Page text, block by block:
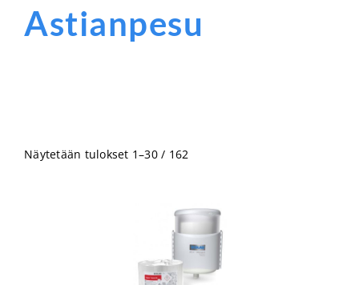
Astianpesu
Näytetään tulokset 1–30 / 162